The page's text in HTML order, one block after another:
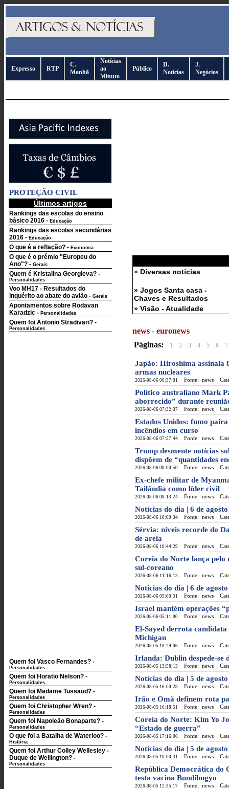
Expresso RTP
C.
Manhã
Notícias
ao
Minuto
Público
D.
Notícias
J.
Negócios
PROTEÇÃO CIVIL
Últimos artigos
Rankings das escolas do ensino
básico 2016 - Educação
Rankings das escolas secundárias
2016 - Educação
O que é a reflação? - Economia
O que é o prémio "Europeu do
Ano"? - Gerais
Quem é Kristalina Georgieva? -
Personalidades
Voo MH17 - Resultados do
inquérito ao abate do avião - Gerais
Apontamentos sobre Rodavan
Karadzic - Personalidades
Quem foi Antonio Stradivari? -
Personalidades
Quem foi Vasco Fernandes? -
Personalidades
Quem foi Horatio Nelson? -
Personalidades
Quem foi Madame Tussaud? -
Personalidades
Quem foi Christopher Wren? -
Personalidades
Quem foi Napoleão Bonaparte? -
Personalidades
O que foi a Batalha de Waterloo? -
História
Quem foi Arthur Colley Wellesley -
Duque de Wellington? -
Personalidades
» Diversas notícias
» Jogos Santa casa -
Chaves e Resultados
» Visão - Atualidade
news - euronews
Páginas:
1 2 3 4 5 6 7
Japão: Hiroshima assinala
armas nucleares
2026-08-06 06:37:01 Fonte: news
Político australiano Mark
aborrecido” durante
2026-08-06 07:32:37 Fonte: news
Estados Unidos: fumo
incêndios em curso
2026-08-06 07:57:44 Fonte: news
Trump desmente notícias
dispõem de “quantidades
2026-08-06 08:00:50 Fonte: news
Ex-chefe militar de
Tailândia como líder civil
2026-08-06 08:13:24 Fonte: news
Notícias do dia | 6 de
2026-08-06 10:00:34 Fonte: news
Sérvia: níveis recorde do
de areia
2026-08-06 10:44:29 Fonte: news
Coreia do Norte lança pelo
sul-coreano
2026-08-06 11:16:13 Fonte: news
Notícias do dia | 6 de
2026-08-06 05:00:31 Fonte: news
Israel mantém operações
2026-08-06 05:11:00 Fonte: news
El-Sayed derrota
Michigan
2026-08-05 18:29:06 Fonte: news
Irlanda: Dublin despede-se
2026-08-05 13:58:13 Fonte: news
Notícias do dia | 5 de
2026-08-05 16:00:28 Fonte: news
Irão e Omã definem rota
2026-08-05 16:18:51 Fonte: news
Coreia do Norte: Kim Yo
“Estado de guerra”
2026-08-05 17:16:06 Fonte: news
Notícias do dia | 5 de
2026-08-05 10:00:31 Fonte: news
República Democrática do
testa vacina Bundibugyo
2026-08-05 12:35:17 Fonte: news